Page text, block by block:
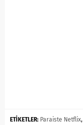
ETİKETLER: Paraiste Netflix,